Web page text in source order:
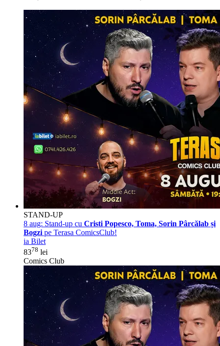
STAND-UP
8 aug: Stand-up cu Cristi Popesco, Toma, Sorin Pârcălab și
Bogzi pe Terasa ComicsClub!
ia Bilet
8378 lei
Comics Club